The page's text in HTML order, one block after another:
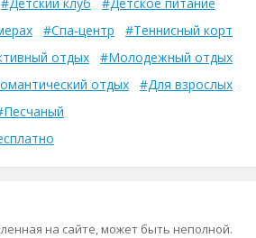
#Спа-центр
#Теннисный корт
отдых
#Молодежный отдых
отдых
#Для взрослых
на сайте, может быть неполной.